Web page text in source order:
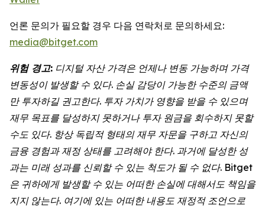
언론 문의가 필요할 경우 다음 연락처로 문의하세요:
media@bitget.com
위험 경고: 디지털 자산 가격은 언제나 변동 가능하며 가격
변동성이 발생할 수 있다. 손실 감당이 가능한 수준의 금액
만 투자하길 권고한다. 투자 가치가 영향을 받을 수 있으며
재무 목표를 달성하지 못하거나 투자 원금을 회수하지 못할
수도 있다. 항상 독립적 형태의 재무 자문을 구하고 자신의
금융 경험과 재정 상태를 고려해야 한다. 과거에 달성한 성
과는 미래 성과를 신뢰할 수 있는 척도가 될 수 없다. Bitget
은 귀하에게 발생할 수 있는 어떠한 손실에 대해서도 책임을
지지 않는다. 여기에 있는 어떠한 내용도 재정적 조언으로